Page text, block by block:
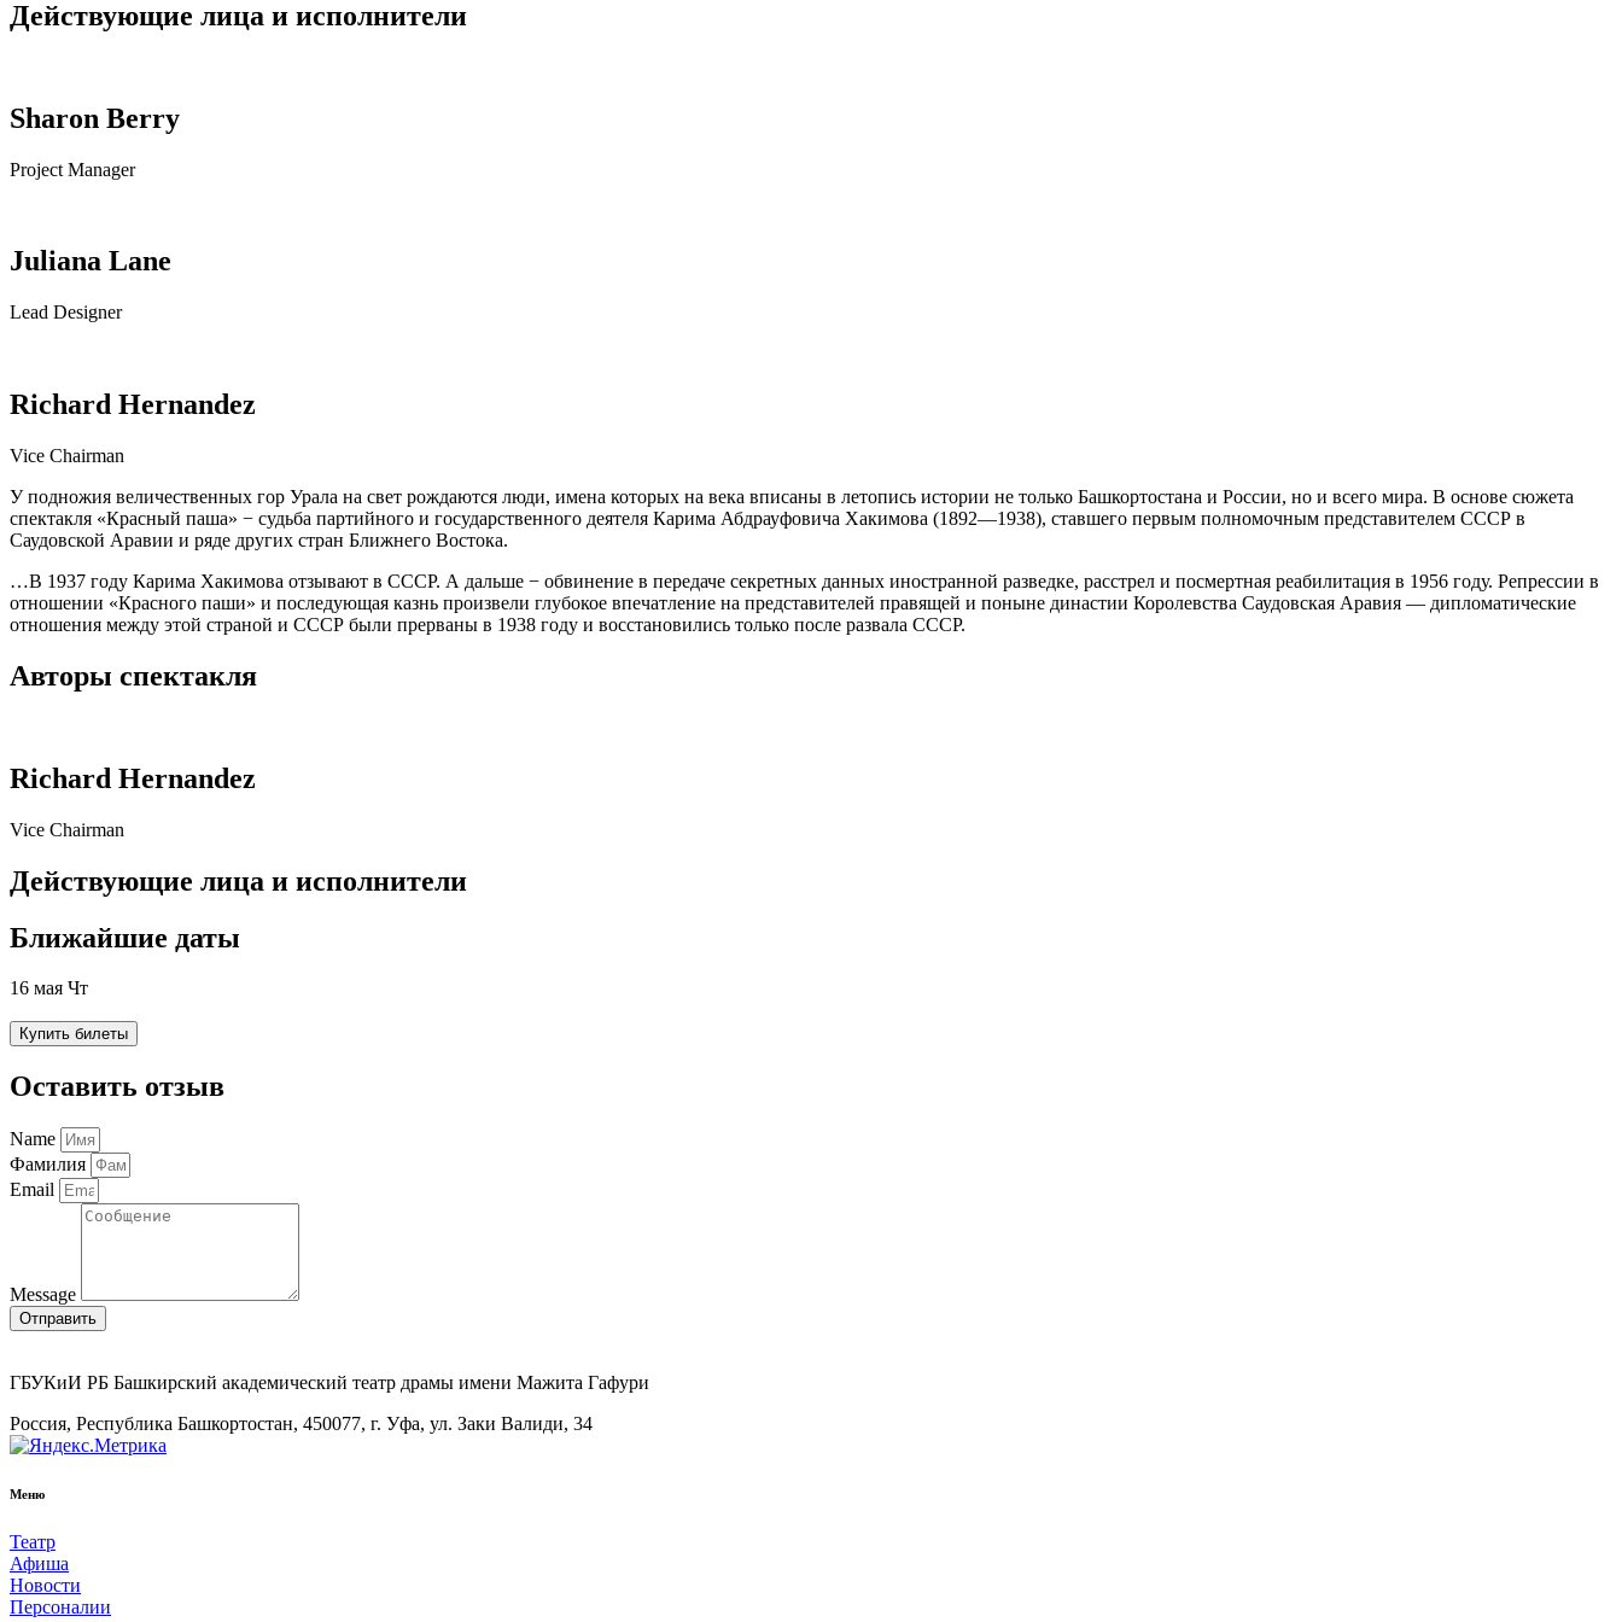
Действующие лица и исполнители
Sharon Berry
Project Manager
Juliana Lane
Lead Designer
Richard Hernandez
Vice Chairman
У подножия величественных гор Урала на свет рождаются люди, имена которых на века вписаны в летопись истории не только Башкортостана и России, но и всего мира. В основе сюжета
спектакля «Красный паша» − судьба партийного и государственного деятеля Карима Абдрауфовича Хакимова (1892—1938), ставшего первым полномочным представителем СССР в
Саудовской Аравии и ряде других стран Ближнего Востока.
…В 1937 году Карима Хакимова отзывают в СССР. А дальше − обвинение в передаче секретных данных иностранной разведке, расстрел и посмертная реабилитация в 1956 году. Репрессии в
отношении «Красного паши» и последующая казнь произвели глубокое впечатление на представителей правящей и поныне династии Королевства Саудовская Аравия — дипломатические
отношения между этой страной и СССР были прерваны в 1938 году и восстановились только после развала СССР.
Авторы спектакля
Richard Hernandez
Vice Chairman
Действующие лица и исполнители
Ближайшие даты
16 мая Чт
Купить билеты
Оставить отзыв
Name
Фамилия
Email
Message
Отправить
ГБУКиИ РБ Башкирский академический театр драмы имени Мажита Гафури
Россия, Республика Башкортостан, 450077, г. Уфа, ул. Заки Валиди, 34
Меню
Театр
Афиша
Новости
Персоналии